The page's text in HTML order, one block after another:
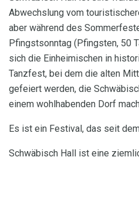
Abwechslung vom
aber während des
Pfingstsonntag (Pfingsten, 50
sich die Einheimischen in
Tanzfest, bei dem die alten
gefeiert werden, die
einem wohlhabenden Dorf
Es ist ein Festival, das seit
Schwäbisch Hall ist eine